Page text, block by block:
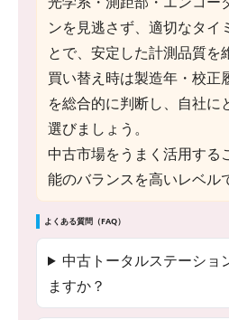
ンを見逃さず、適切なタイ
とで、安定した計測品質を
買い替え時は製造年・校正
を総合的に判断し、自社に
選びましょう。
中古市場をうまく活用する
能のバランスを高いレベル
よくある質問（FAQ）
中古トータルステーショ
ますか？